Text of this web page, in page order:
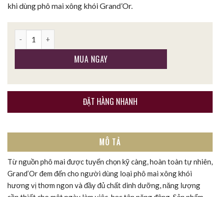
khi dùng phô mai xông khói Grand’Or.
MUA NGAY
ĐẶT HÀNG NHANH
MÔ TẢ
Từ nguồn phô mai được tuyển chọn kỹ càng, hoàn toàn tự nhiên,
Grand’Or đem đến cho người dùng loại phô mai xông khói
hương vị thơm ngon và đầy đủ chất dinh dưỡng, năng lượng